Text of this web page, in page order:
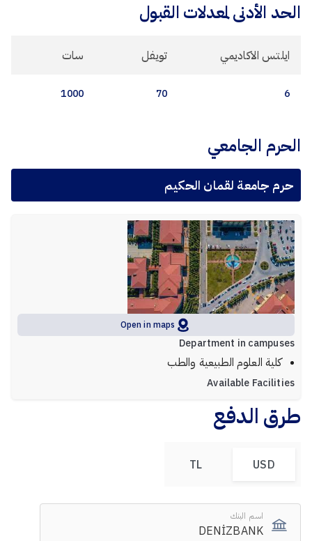
الحد الأدنى لمعدلات القبول
ايلتس الاكاديمي تويفل سات
6
70
1000
الحرم الجامعي
حرم جامعة لقمان الحكيم
Open in maps
Department in campuses
كلية العلوم الطبيعية والطب
Available Facilities
طرق الدفع
USD
TL
اسم البنك
DENİZBANK